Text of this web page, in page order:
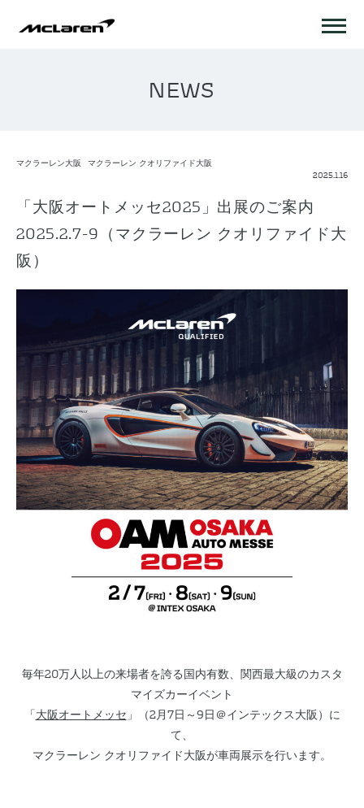
NEWS
マクラーレン大阪
マクラーレン クオリファイド大阪
2025.1.16
「大阪オートメッセ2025」出展のご案内
2025.2.7-9（マクラーレン クオリファイド大
阪）
毎年20万人以上の来場者を誇る国内有数、関西最大級のカスタ
マイズカーイベント
「大阪オートメッセ 」（2月7日～9日＠インテックス大阪）に
て、
マクラーレン クオリファイド大阪が車両展示を行います。